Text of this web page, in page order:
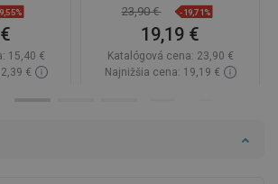
15,40 €
€
23,90 € -19,71%
19,19 €
Katalógová cena: 23,90 €
Najnižšia cena: 19,19 €